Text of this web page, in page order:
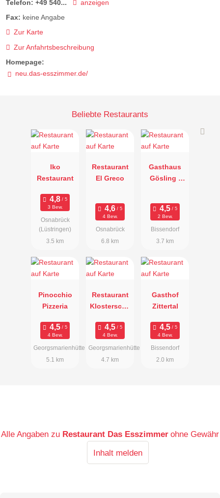
Telefon: +49 540...
anzeigen
Fax: keine Angabe
Zur Karte
Zur Anfahrtsbeschreibung
Homepage:
neu.das-esszimmer.de/
Beliebte Restaurants
Iko
Restaurant
3 Bew.
Osnabrück
(Lüstringen)
3.5 km
Restaurant
El Greco
4 Bew.
Osnabrück
6.8 km
Gasthaus
Gösling -
2 Bew.
Bissendorf
3.7 km
Pinocchio
Pizzeria
4 Bew.
Georgsmarienhütte
5.1 km
Restaurant
Klosterschä
4 Bew.
Georgsmarienhütte
4.7 km
Gasthof
Zittertal
4 Bew.
Bissendorf
2.0 km
Alle Angaben zu Restaurant Das Esszimmer ohne Gewähr
Inhalt melden